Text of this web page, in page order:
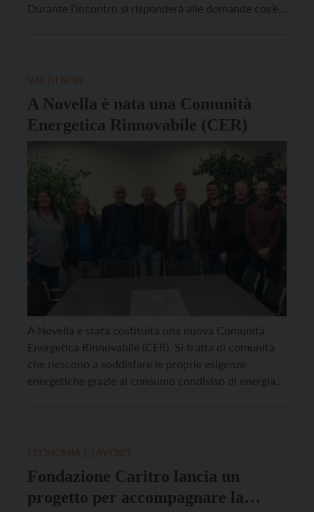
Durante l’incontro si risponderà alle domande cos’è
A Novella è nata una Comunità
Energetica Rinnovabile (CER)
A Novella è stata costituita una nuova Comunità
Energetica Rinnovabile (CER). Si tratta di comunità
che riescono a soddisfare le proprie esigenze
energetiche grazie al consumo condiviso di energia
Fondazione Caritro lancia un
progetto per accompagnare la